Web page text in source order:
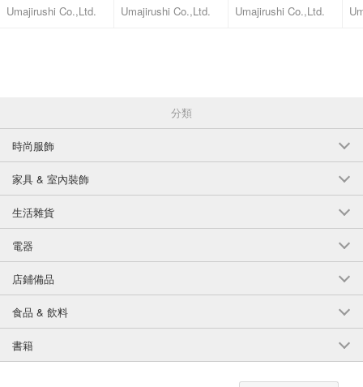
Umajirushi Co.,Ltd. Umajirushi Co.,Ltd. Umajirushi Co.,Ltd.
分類
時尚服飾
家具 & 室內裝飾
生活雜貨
電器
店鋪備品
食品 & 飲料
書籍